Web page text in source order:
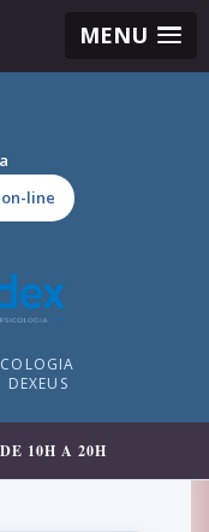
MENU
on-line
10H A 20H